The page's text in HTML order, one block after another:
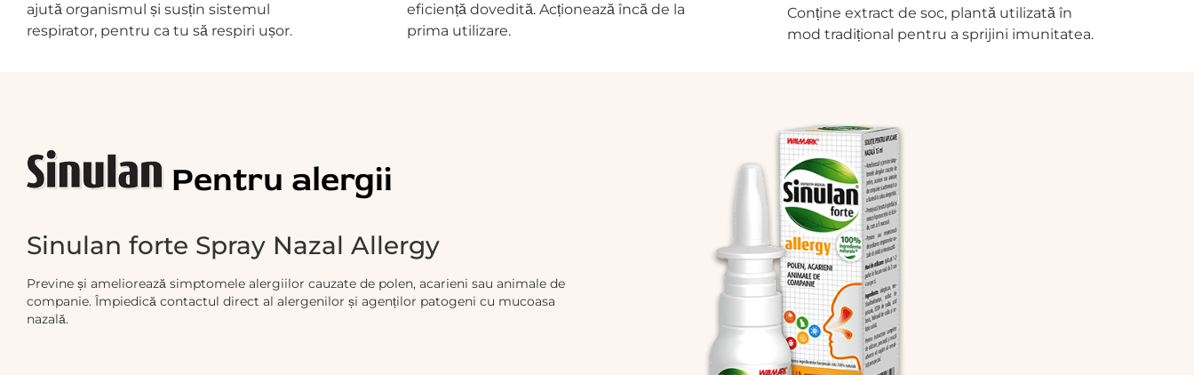
ajută organismul și susțin sistemul
respirator, pentru ca tu să respiri ușor.
eficiență dovedită. Acționează încă de la
prima utilizare.
Conține extract de soc, plantă utilizată în
mod tradițional pentru a sprijini imunitatea.
Pentru alergii
Sinulan forte Spray Nazal Allergy
Previne și ameliorează simptomele alergiilor cauzate de polen, acarieni sau animale de
companie. Împiedică contactul direct al alergenilor și agenților patogeni cu mucoasa
nazală.